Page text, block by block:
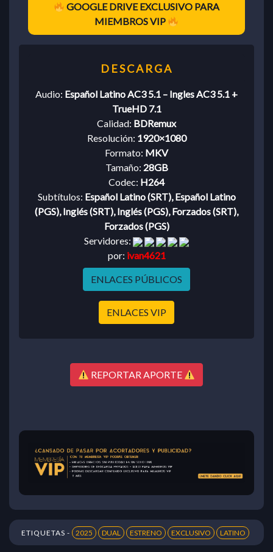
GOOGLE DRIVE EXCLUSIVO PARA
MIEMBROS VIP
Audio: Español Latino AC3 5.1 – Ingles AC3 5.1 +
TrueHD 7.1
Calidad: BDRemux
Resolución: 1920×1080
Formato: MKV
Tamaño: 28GB
Codec: H264
Subtítulos: Español Latino (SRT), Español Latino
(PGS), Inglés (SRT), Inglés (PGS), Forzados (SRT),
Forzados (PGS)
Servidores:
por: ivan4621
ENLACES PÚBLICOS
ENLACES VIP
REPORTAR APORTE
ETIQUETAS - 2025 DUAL ESTRENO EXCLUSIVO LATINO